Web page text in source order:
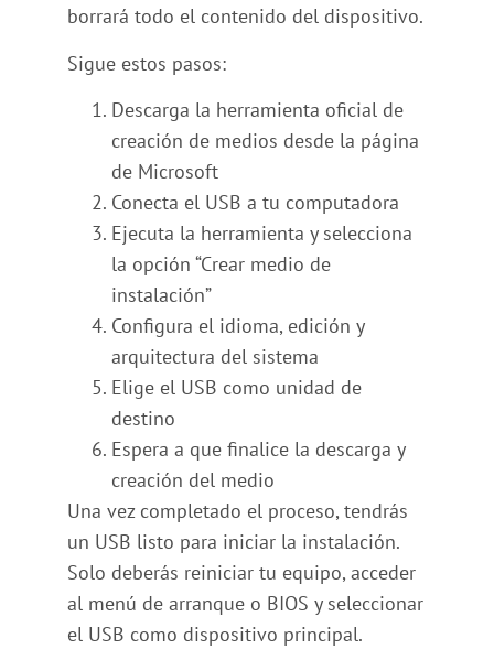
borrará todo el contenido del dispositivo.
Sigue estos pasos:
Descarga la herramienta oficial de
creación de medios desde la página
de Microsoft
Conecta el USB a tu computadora
Ejecuta la herramienta y selecciona
la opción “Crear medio de
instalación”
Configura el idioma, edición y
arquitectura del sistema
Elige el USB como unidad de
destino
Espera a que finalice la descarga y
creación del medio
Una vez completado el proceso, tendrás
un USB listo para iniciar la instalación.
Solo deberás reiniciar tu equipo, acceder
al menú de arranque o BIOS y seleccionar
el USB como dispositivo principal.